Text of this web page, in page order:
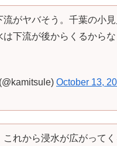
流がヤバそう。千葉の小
は下流が後からくるからな
October 13,
これから浸水が広がってく